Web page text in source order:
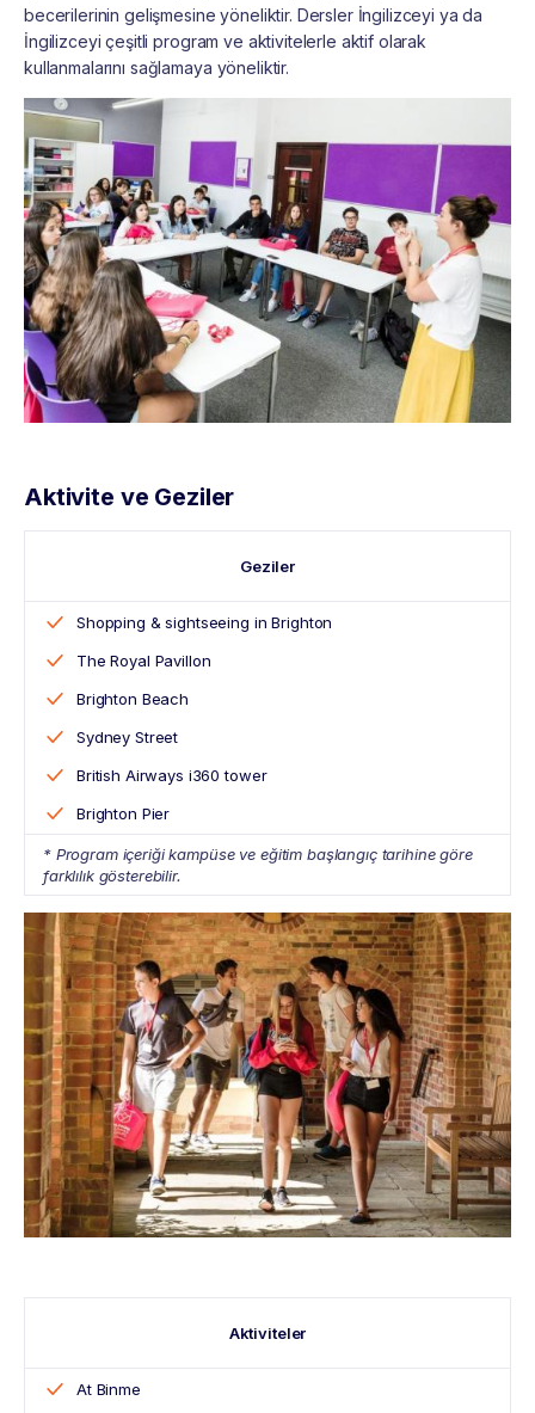
becerilerinin gelişmesine yöneliktir. Dersler İngilizceyi ya da
İngilizceyi çeşitli program ve aktivitelerle aktif olarak
kullanmalarını sağlamaya yöneliktir.
Aktivite ve Geziler
Geziler
Shopping & sightseeing in Brighton
The Royal Pavillon
Brighton Beach
Sydney Street
British Airways i360 tower
Brighton Pier
* Program içeriği kampüse ve eğitim başlangıç tarihine göre
farklılık gösterebilir.
Aktiviteler
At Binme